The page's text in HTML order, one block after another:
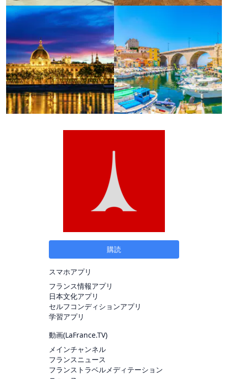
購読
スマホアプリ
フランス情報アプリ
日本文化アプリ
セルフコンディションアプリ
学習アプリ
動画(LaFrance.TV)
メインチャンネル
フランスニュース
フランストラベルメディテーション